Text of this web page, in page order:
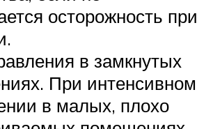
осторожность при
в замкнутых
При интенсивном
в малых, плохо